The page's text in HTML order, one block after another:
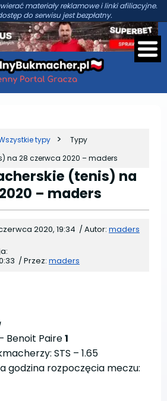
materiały reklamowe i linki afiliacyjne.
do serwisu jest bezpłatny.
typy
Typy
na 28 czerwca 2020 – maders
(tenis) na
– maders
2020, 19:34 /Autor: maders
/Przez: maders
Benoit Paire1
STS – 1.65
godzina rozpoczęcia meczu: